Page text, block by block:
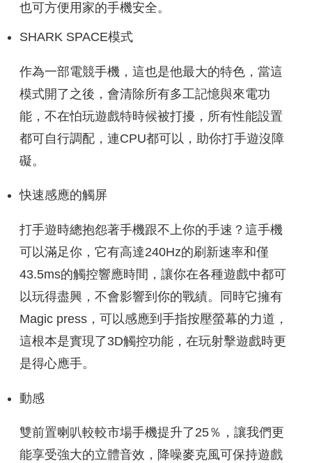
也可方便用家的手機安全。
SHARK SPACE模式
作為一部電競手機，這也是他最大的特色，當這
模式開了之後，會清除所有多工記憶與來電功
能，不在怕玩遊戲特時候被打擾，所有性能設置
都可自行調配，連CPU都可以，助你打手遊沒障
礙。
快速感應的觸屏
打手遊時總抱怨著手機跟不上你的手速？這手機
可以滿足你，它有高達240Hz的刷新速率和僅
43.5ms的觸控響應時間，讓你在各種遊戲中都可
以玩得盡興，不會影響到你的戰績。同時它擁有
Magic press，可以感應到手指按壓螢幕的力道，
這根本是實現了3D觸控功能，在玩射擊遊戲時更
是得心應手。
動感
雙前置喇叭較較市場手機提升了25％，讓我們更
能享受強大的立體音效，降噪麥克風可保持遊戲